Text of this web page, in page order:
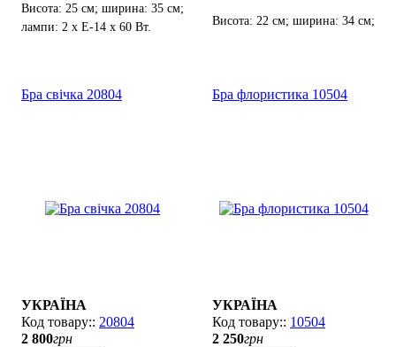
Висота: 25 см; ширина: 35 см;
лампи: 2 х Е-14 х 60 Вт.
Висота: 22 см; ширина: 34 см;
Бра свічка 20804
УКРАЇНА
20804
2 800грн
Бра флористика 10504
УКРАЇНА
10504
2 250грн